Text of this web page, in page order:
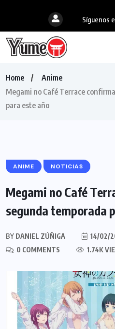
Síguenos
Home
Anime
Megami no Café Terrace
para este año
ANIME NOTICIAS
Megami no Café
segunda temporada
BY DANIEL ZÚÑIGA
14/02/
0 COMMENTS
1.74K